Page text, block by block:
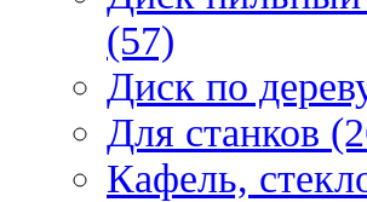
(57)
Диск по
Для станков
Кафель,